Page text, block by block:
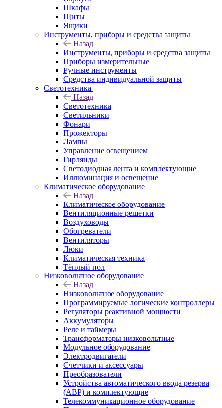
Шкафы
Щиты
Ящики
Инструменты, приборы и средства защиты
Назад
Инструменты, приборы и средства защиты
Приборы измерительные
Ручные инструменты
Средства индивидуальной защиты
Светотехника
Назад
Светотехника
Светильники
Фонари
Прожекторы
Лампы
Управление освещением
Гирлянды
Светодиодная лента и комплектующие
Иллюминация и освещение
Климатическое оборудование
Назад
Климатическое оборудование
Вентиляционные решетки
Воздуховоды
Обогреватели
Вентиляторы
Люки
Климатическая техника
Тёплый пол
Низковольтное оборудование
Назад
Низковольтное оборудование
Программируемые логические контроллеры
Регуляторы реактивной мощности
Аккумуляторы
Реле и таймеры
Трансформаторы низковольтные
Модульное оборудование
Электродвигатели
Счетчики и аксессуары
Преобразователи
Устройства автоматического ввода резерва
(АВР) и комплектующие
Телекоммуникационное оборудование